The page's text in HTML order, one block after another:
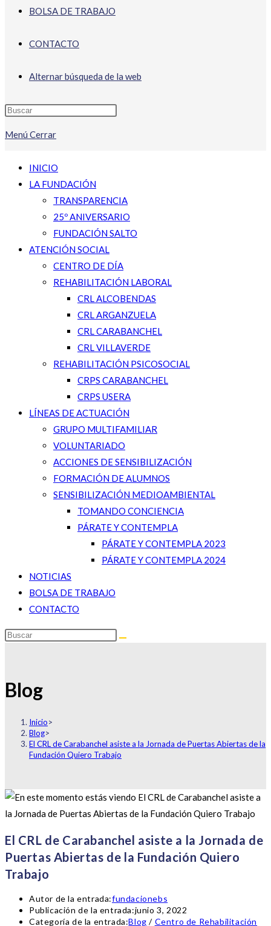
BOLSA DE TRABAJO
CONTACTO
Alternar búsqueda de la web
Menú Cerrar
INICIO
LA FUNDACIÓN
TRANSPARENCIA
25º ANIVERSARIO
FUNDACIÓN SALTO
ATENCIÓN SOCIAL
CENTRO DE DÍA
REHABILITACIÓN LABORAL
CRL ALCOBENDAS
CRL ARGANZUELA
CRL CARABANCHEL
CRL VILLAVERDE
REHABILITACIÓN PSICOSOCIAL
CRPS CARABANCHEL
CRPS USERA
LÍNEAS DE ACTUACIÓN
GRUPO MULTIFAMILIAR
VOLUNTARIADO
ACCIONES DE SENSIBILIZACIÓN
FORMACIÓN DE ALUMNOS
SENSIBILIZACIÓN MEDIOAMBIENTAL
TOMANDO CONCIENCIA
PÁRATE Y CONTEMPLA
PÁRATE Y CONTEMPLA 2023
PÁRATE Y CONTEMPLA 2024
NOTICIAS
BOLSA DE TRABAJO
CONTACTO
Blog
Inicio>
Blog>
El CRL de Carabanchel asiste a la Jornada de Puertas Abiertas de la
Fundación Quiero Trabajo
El CRL de Carabanchel asiste a la Jornada de
Puertas Abiertas de la Fundación Quiero
Trabajo
Autor de la entrada:fundacionebs
Publicación de la entrada:junio 3, 2022
Categoría de la entrada:Blog / Centro de Rehabilitación